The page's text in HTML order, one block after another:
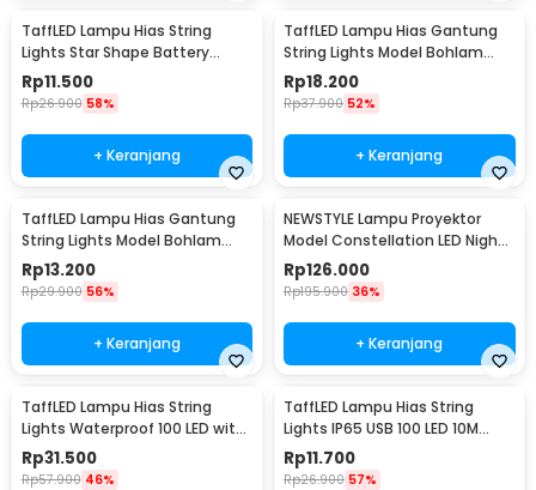
TaffLED Lampu Hias String
Lights Star Shape Battery
Power 20 LED 3M - 2G11
Rp11.500
Rp26.900 58%
+ Keranjang
TaffLED Lampu Hias Gantung
String Lights Model Bohlam
Mini Waterproof 6M - ZYD0931
Rp18.200
Rp37.900 52%
+ Keranjang
TaffLED Lampu Hias Gantung
String Lights Model Bohlam
Mini Waterproof 3M - ZYD0931
Rp13.200
Rp29.900 56%
+ Keranjang
NEWSTYLE Lampu Proyektor
Model Constellation LED Night
Light 3W 5V - NL-USB
Rp126.000
Rp195.900 36%
+ Keranjang
TaffLED Lampu Hias String
Lights Waterproof 100 LED with
Solar Panel - M071
Rp31.500
Rp57.900 46%
TaffLED Lampu Hias String
Lights IP65 USB 100 LED 10M
Warm White - TDC-01
Rp11.700
Rp26.900 57%